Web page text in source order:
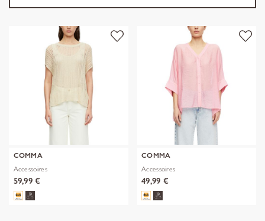
COMMA
Accessoires
59,99 €
COMMA
Accessoires
49,99 €